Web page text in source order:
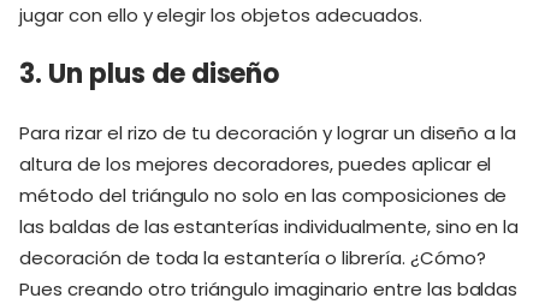
jugar con ello y elegir los objetos adecuados.
3. Un plus de diseño
Para rizar el rizo de tu decoración y lograr un diseño a la
altura de los mejores decoradores, puedes aplicar el
método del triángulo no solo en las composiciones de
las baldas de las estanterías individualmente, sino en la
decoración de toda la estantería o librería. ¿Cómo?
Pues creando otro triángulo imaginario entre las baldas